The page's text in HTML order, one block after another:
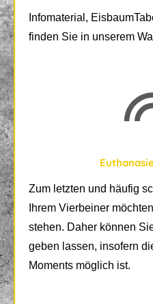
Infomaterial,
finden Sie in unserem
Zum letzten und häufig
Ihrem Vierbeiner
stehen. Daher können
geben lassen, insofern
Moments möglich ist.